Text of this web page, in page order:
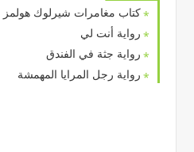
كتاب مغامرات شيرلوك هولمز
رواية أنت لي
رواية جثة في الفندق
رواية رجل المرايا المهمشة